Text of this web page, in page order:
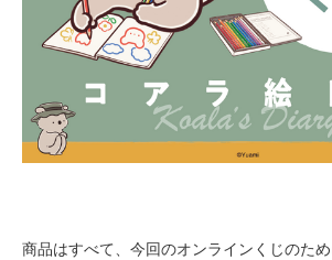
商品はすべて、今回のオンラインくじのた